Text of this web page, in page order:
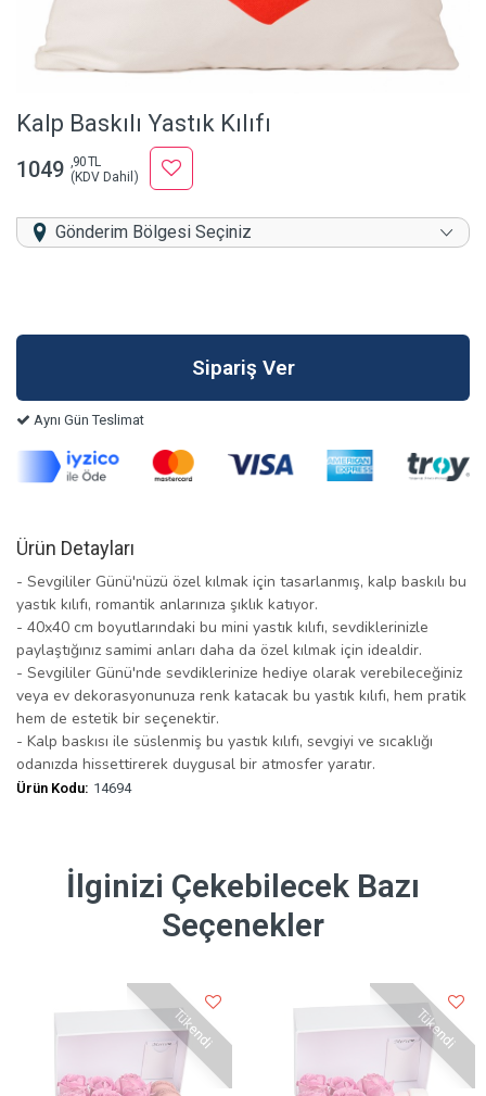
Kalp Baskılı Yastık Kılıfı
1049 ,90 TL
(KDV Dahil)
Gönderim Bölgesi Seçiniz
Aynı Gün Teslimat
Ürün Detayları
- Sevgililer Günü'nüzü özel kılmak için tasarlanmış, kalp baskılı bu
yastık kılıfı, romantik anlarınıza şıklık katıyor.
- 40x40 cm boyutlarındaki bu mini yastık kılıfı, sevdiklerinizle
paylaştığınız samimi anları daha da özel kılmak için idealdir.
- Sevgililer Günü'nde sevdiklerinize hediye olarak verebileceğiniz
veya ev dekorasyonunuza renk katacak bu yastık kılıfı, hem pratik
hem de estetik bir seçenektir.
- Kalp baskısı ile süslenmiş bu yastık kılıfı, sevgiyi ve sıcaklığı
odanızda hissettirerek duygusal bir atmosfer yaratır.
Ürün Kodu: 14694
İlginizi Çekebilecek Bazı
Seçenekler
Tükendi Tükendi